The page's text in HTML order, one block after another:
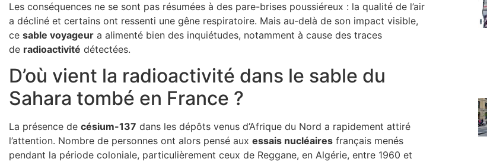
Les conséquences ne se sont pas résumées à des pare-brises poussiéreux : la qualité de l’air
a décliné et certains ont ressenti une gêne respiratoire. Mais au-delà de son impact visible,
ce sable voyageur a alimenté bien des inquiétudes, notamment à cause des traces
de radioactivité détectées.
D’où vient la radioactivité dans le sable du
Sahara tombé en France ?
La présence de césium-137 dans les dépôts venus d’Afrique du Nord a rapidement attiré
l’attention. Nombre de personnes ont alors pensé aux essais nucléaires français menés
pendant la période coloniale, particulièrement ceux de Reggane, en Algérie, entre 1960 et